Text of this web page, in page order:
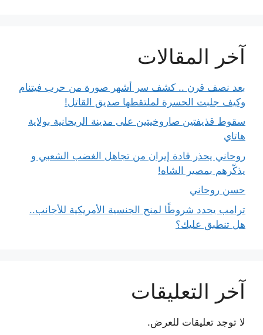
آخر المقالات
بعد نصف قرن .. كشف سر أشهر صورة من حرب فيتنام
وكيف جلبت الحسرة لملتقطها صديق القاتل!
سقوط قذيفتين صاروخيتين على مدينة الريحانية بولاية
هاتاي
روحاني يحذر قادة إيران من تجاهل الغضب الشعبي و
يذكّرهم بمصير الشاه!
حسن روحاني
ترامب يحدد شروطًا لمنح الجنسية الأمريكية للأجانب..
هل تنطبق عليك؟
آخر التعليقات
لا توجد تعليقات للعرض.